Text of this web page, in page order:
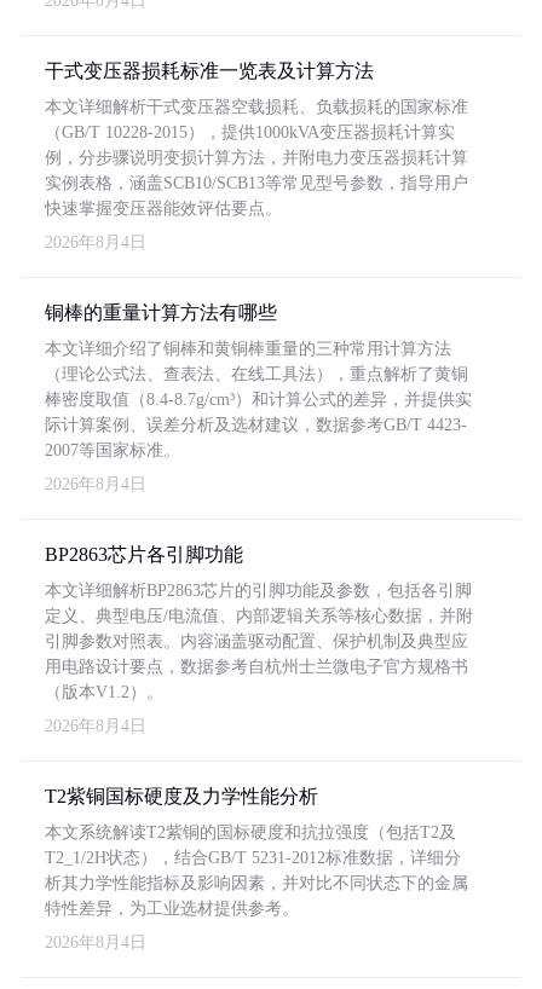
干式变压器损耗标准一览表及计算方法
本文详细解析干式变压器空载损耗、负载损耗的国家标准
（GB/T 10228-2015），提供1000kVA变压器损耗计算实
例，分步骤说明变损计算方法，并附电力变压器损耗计算
实例表格，涵盖SCB10/SCB13等常见型号参数，指导用户
快速掌握变压器能效评估要点。
2026年8月4日
铜棒的重量计算方法有哪些
本文详细介绍了铜棒和黄铜棒重量的三种常用计算方法
（理论公式法、查表法、在线工具法），重点解析了黄铜
棒密度取值（8.4-8.7g/cm³）和计算公式的差异，并提供实
际计算案例、误差分析及选材建议，数据参考GB/T 4423-
2007等国家标准。
2026年8月4日
BP2863芯片各引脚功能
本文详细解析BP2863芯片的引脚功能及参数，包括各引脚
定义、典型电压/电流值、内部逻辑关系等核心数据，并附
引脚参数对照表。内容涵盖驱动配置、保护机制及典型应
用电路设计要点，数据参考自杭州士兰微电子官方规格书
（版本V1.2）。
2026年8月4日
T2紫铜国标硬度及力学性能分析
本文系统解读T2紫铜的国标硬度和抗拉强度（包括T2及
T2_1/2H状态），结合GB/T 5231-2012标准数据，详细分
析其力学性能指标及影响因素，并对比不同状态下的金属
特性差异，为工业选材提供参考。
2026年8月4日